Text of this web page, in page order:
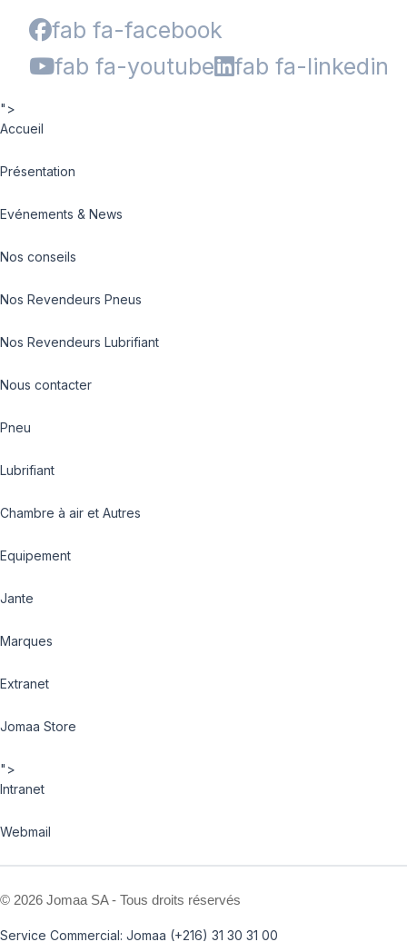
fab fa-facebook
fab fa-youtube
fab fa-linkedin
">
Accueil
Présentation
Evénements & News
Nos conseils
Nos Revendeurs Pneus
Nos Revendeurs Lubrifiant
Nous contacter
Pneu
Lubrifiant
Chambre à air et Autres
Equipement
Jante
Marques
Extranet
Jomaa Store
">
Intranet
Webmail
© 2026 Jomaa SA - Tous droits réservés
Service Commercial: Jomaa (+216) 31 30 31 00